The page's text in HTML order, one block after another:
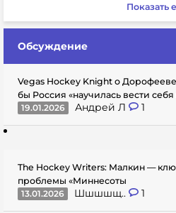
Показать
Обсуждение
Vegas Hockey Knight о
бы Россия «научилась вести
19.01.2026
Андрей Л 1
The Hockey Writers: Малкин —
проблемы «Миннесоты
13.01.2026
Шшшшщ.. 1